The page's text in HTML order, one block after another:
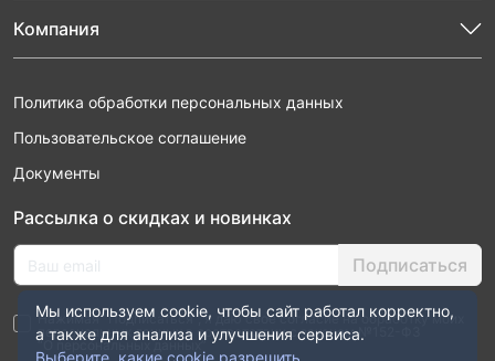
Компания
Политика обработки персональных данных
Пользовательское соглашение
Документы
Рассылка о скидках и новинках
Подписаться
Нажимая “Подписаться”, я даю свое согласие на обработку моих
персональных данных в соответствии с законом №152-ФЗ
“О персональных данных”
Мы используем cookie, чтобы сайт работал корректно,
а также для анализа и улучшения сервиса.
Выберите, какие cookie разрешить